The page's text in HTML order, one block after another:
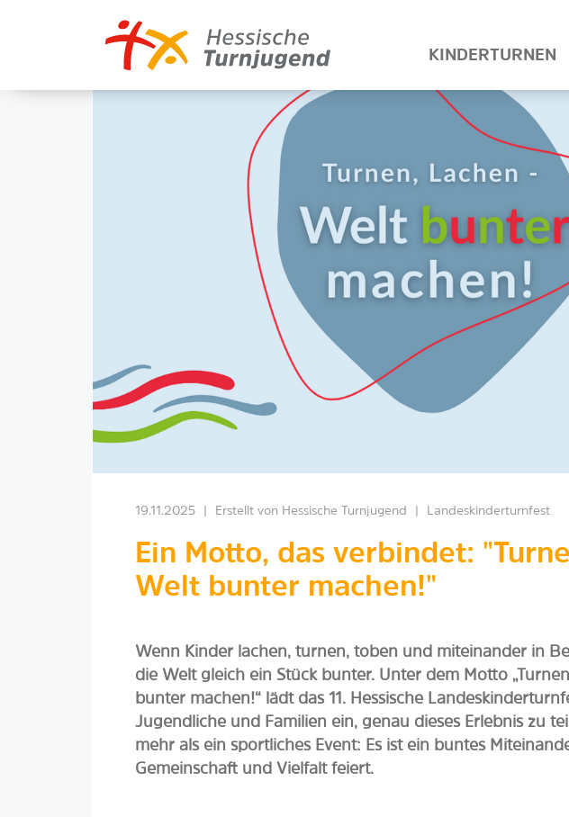
KINDERTURNEN
19.11.2025 Erstellt von Hessische Turnjugend Landeskinderturnfest
Ein Motto, das verbindet:
Welt bunter machen!"
Wenn Kinder lachen, turnen, toben und miteinander in
die Welt gleich ein Stück bunter. Unter dem Motto
bunter machen!“ lädt das 11. Hessische
Jugendliche und Familien ein, genau dieses Erlebnis zu
mehr als ein sportliches Event: Es ist ein buntes
Gemeinschaft und Vielfalt feiert.